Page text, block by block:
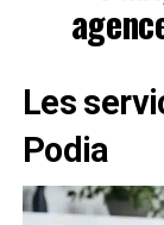
Les
Podia